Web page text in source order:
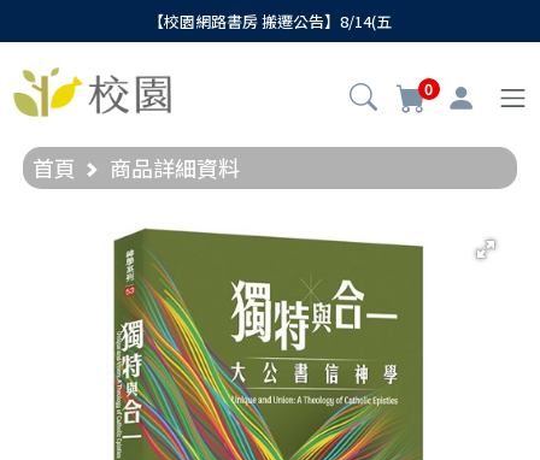
【校園網路書房 搬遷公告】8/14(五
0
首頁 商品詳細資料